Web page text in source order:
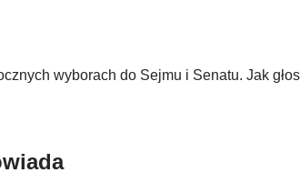
wyborach do Sejmu i Senatu. Jak